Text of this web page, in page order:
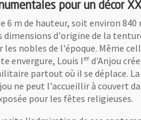
pour un décor
6 m de hauteur, soit environ 840
dimensions d'origine de la
les nobles de l'époque. Même
envergure, Louis I er d'Anjou
partout où il se déplace.
ne peut l'accueillir à couvert
pour les fêtes religieuses.